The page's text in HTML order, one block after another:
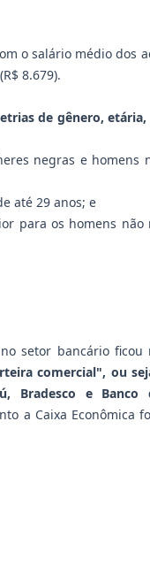
o salário médio dos
8.679).
de gênero,
negras e homens
até 29 anos; e
para os homens não
setor bancário ficou
comercial", ou
Bradesco e Banco
a Caixa Econômica